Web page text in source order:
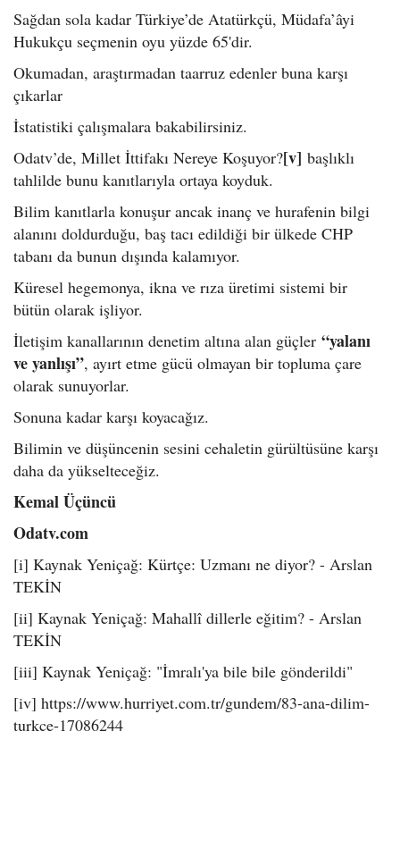
Sağdan sola kadar Türkiye’de Atatürkçü, Müdafa’âyi
Hukukçu seçmenin oyu yüzde 65'dir.
Okumadan, araştırmadan taarruz edenler buna karşı
çıkarlar
İstatistiki çalışmalara bakabilirsiniz.
Odatv’de, Millet İttifakı Nereye Koşuyor?[v] başlıklı
tahlilde bunu kanıtlarıyla ortaya koyduk.
Bilim kanıtlarla konuşur ancak inanç ve hurafenin bilgi
alanını doldurduğu, baş tacı edildiği bir ülkede CHP
tabanı da bunun dışında kalamıyor.
Küresel hegemonya, ikna ve rıza üretimi sistemi bir
bütün olarak işliyor.
İletişim kanallarının denetim altına alan güçler “yalanı
ve yanlışı”, ayırt etme gücü olmayan bir topluma çare
olarak sunuyorlar.
Sonuna kadar karşı koyacağız.
Bilimin ve düşüncenin sesini cehaletin gürültüsüne karşı
daha da yükselteceğiz.
Kemal Üçüncü
Odatv.com
[i] Kaynak Yeniçağ: Kürtçe: Uzmanı ne diyor? - Arslan
TEKİN
[ii] Kaynak Yeniçağ: Mahallî dillerle eğitim? - Arslan
TEKİN
[iii] Kaynak Yeniçağ: "İmralı'ya bile bile gönderildi"
[iv] https://www.hurriyet.com.tr/gundem/83-ana-dilim-
turkce-17086244